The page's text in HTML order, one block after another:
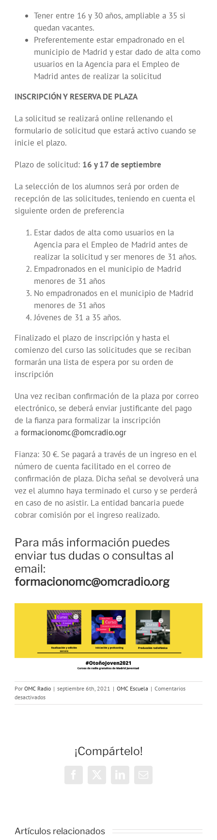
Tener entre 16 y 30 años, ampliable a 35 si
quedan vacantes.
Preferentemente estar empadronado en el
municipio de Madrid y estar dado de alta como
usuarios en la Agencia para el Empleo de
Madrid antes de realizar la solicitud
INSCRIPCIÓN Y RESERVA DE PLAZA
La solicitud se realizará online rellenando el
formulario de solicitud que estará activo cuando se
inicie el plazo.
Plazo de solicitud: 16 y 17 de septiembre
La selección de los alumnos será por orden de
recepción de las solicitudes, teniendo en cuenta el
siguiente orden de preferencia
Estar dados de alta como usuarios en la
Agencia para el Empleo de Madrid antes de
realizar la solicitud y ser menores de 31 años.
Empadronados en el municipio de Madrid
menores de 31 años
No empadronados en el municipio de Madrid
menores de 31 años
Jóvenes de 31 a 35 años.
Finalizado el plazo de inscripción y hasta el
comienzo del curso las solicitudes que se reciban
formarán una lista de espera por su orden de
inscripción
Una vez reciban confirmación de la plaza por correo
electrónico, se deberá enviar justificante del pago
de la fianza para formalizar la inscripción
a formacionomc@omcradio.ogr
Fianza: 30 €. Se pagará a través de un ingreso en el
número de cuenta facilitado en el correo de
confirmación de plaza. Dicha señal se devolverá una
vez el alumno haya terminado el curso y se perderá
en caso de no asistir. La entidad bancaria puede
cobrar comisión por el ingreso realizado.
Para más información puedes
enviar tus dudas o consultas al
email:
formacionomc@omcradio.org
Por OMC Radio | septiembre 6th, 2021 | OMC Escuela | Comentarios
desactivadosen
Cursos
Ayuntamiento¡Compártelo!
Artículos relacionados